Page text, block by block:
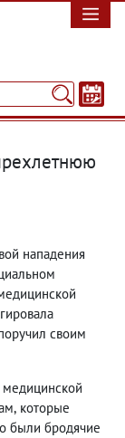
нападения
своим
, которые
были бродячие